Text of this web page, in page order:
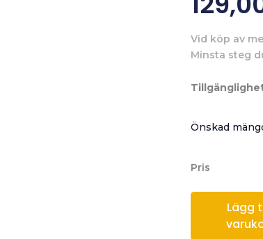
Vid köp av
Minsta steg
Önskad
Pris
Lägg